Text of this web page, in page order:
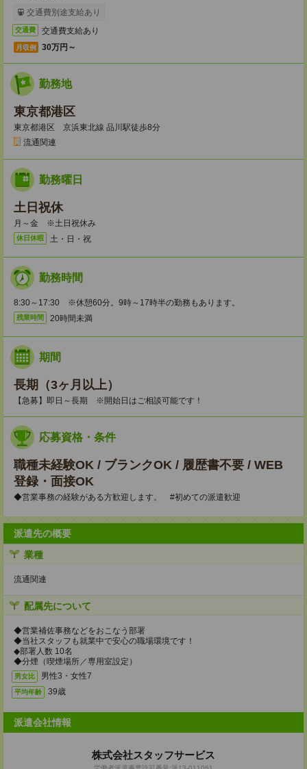
交通費別途支給あり
交通費 交通費支給あり
月収例 30万円～
勤務地
東京都港区
東京都港区 京浜東北線 品川駅徒歩8分
流通関連
勤務曜日
土日祝休
月～金 ※土日祝休み
休日休暇 土・日・祝
勤務時間
8:30～17:30 ※休憩60分。9時～17時半の勤務もあります。
残業時間 20時間未満
期間
長期（3ヶ月以上）
【急募】即日～長期 ※開始日はご相談可能です！
応募資格・条件
職種未経験OK / ブランクOK / 履歴書不要 / WEB
登録・面接OK
◆営業事務の経験がある方歓迎します。 #初めての派遣歓迎
派遣先の概要
業種
流通関連
配属先について
◆営業補佐事務などをおこなう部署
◆当社スタッフも就業中で安心の職場環境です！
◆部署人数 10名
◆分煙（喫煙場所／専用室設定）
男女比 男性3・女性7
平均年齢 39歳
派遣会社情報
株式会社スタッフサービス